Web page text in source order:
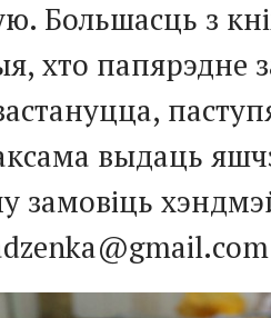
Большасць з
хто папярэдне
выдаць
замовіць